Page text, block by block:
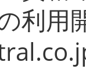
利用